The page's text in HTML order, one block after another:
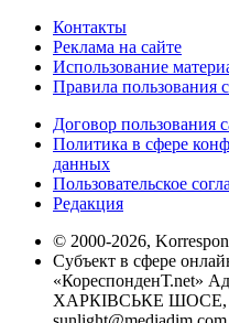
Контакты
Реклама на сайте
Использование
Правила пользования
Договор пользования
Политика в сфере
данных
Пользовательское
Редакция
© 2000-2026,
Субъект в сфере
«КореспонденТ.net»
ХАРКІВСЬКЕ ШОСЕ,